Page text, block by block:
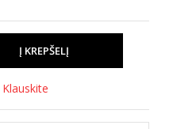
Klauskite